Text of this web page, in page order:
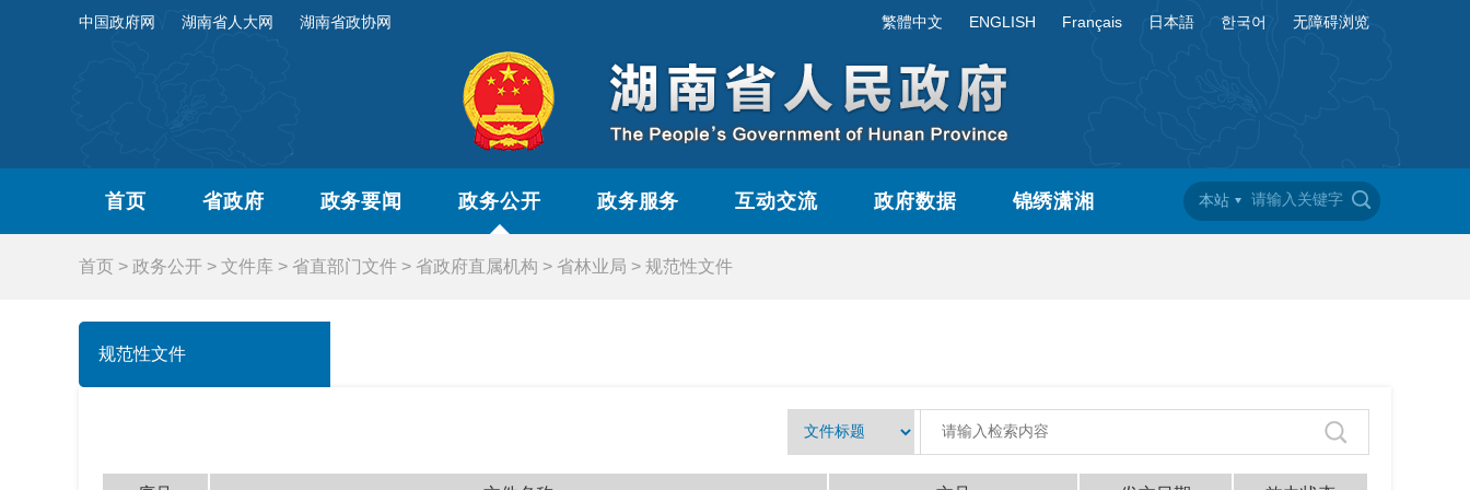
中国政府网 湖南省人大网 湖南省政协网 繁體中文 ENGLISH Français 日本語 한국어 无障碍浏览
首页 省政府 政务要闻 政务公开 政务服务 互动交流 政府数据 锦绣潇湘 本站
首页 > 政务公开 > 文件库 > 省直部门文件 > 省政府直属机构 > 省林业局 > 规范性文件
规范性文件